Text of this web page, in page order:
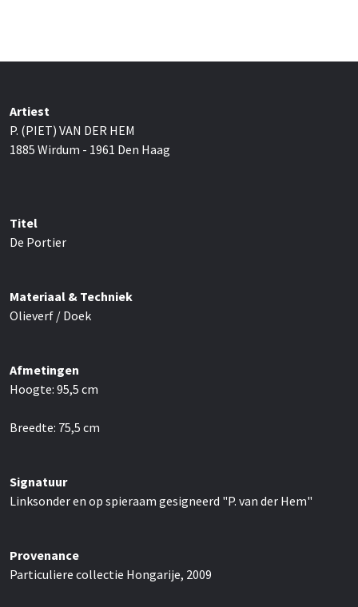
Artiest
P. (PIET) VAN DER HEM
1885 Wirdum - 1961 Den Haag
Titel
De Portier
Materiaal & Techniek
Olieverf / Doek
Afmetingen
Hoogte: 95,5 cm
Breedte: 75,5 cm
Signatuur
Linksonder en op spieraam gesigneerd "P. van der Hem"
Provenance
Particuliere collectie Hongarije, 2009